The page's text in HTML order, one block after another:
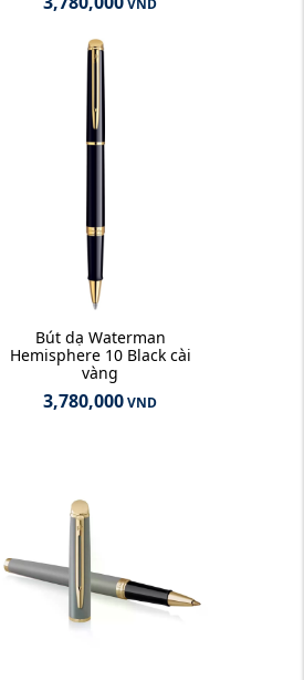
VND
Bút dạ Waterman
Hemisphere 10 Black cài
vàng
3,780,000VND